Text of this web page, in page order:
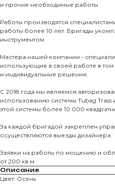
и прочие необходимые работы
Работы производятся
работы более 10 лет. Бригады
инструментом.
Мастера нашей компании -
использующие в своей работе в
и индивидуальные решения.
С 2018 года мы являемся
использованию системы Tubag
этой системы более 10 000
За каждой бригадой закреплен
осуществляются выезды дизайнера.
Заявки на работы по мощению и
от 200 кв.м.
Описание
Цвет: ОсеньМагазин тротуарной